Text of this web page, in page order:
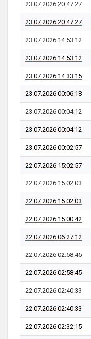
23.07.2026 20:47:27
23.07.2026 20:47:27
23.07.2026 14:53:12
23.07.2026 14:53:12
23.07.2026 14:33:15
23.07.2026 00:06:18
23.07.2026 00:04:12
23.07.2026 00:04:12
23.07.2026 00:02:57
22.07.2026 15:02:57
22.07.2026 15:02:03
22.07.2026 15:02:03
22.07.2026 15:00:42
22.07.2026 06:27:12
22.07.2026 02:58:45
22.07.2026 02:58:45
22.07.2026 02:40:33
22.07.2026 02:40:33
22.07.2026 02:32:15